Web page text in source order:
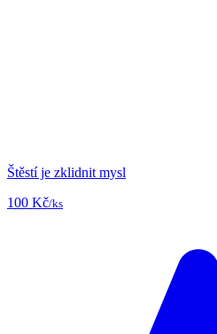
Štěstí je zklidnit mysl
100 Kč/ks